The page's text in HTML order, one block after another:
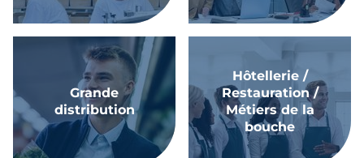
Grande
distribution
Hôtellerie /
Restauration /
Métiers de la
bouche